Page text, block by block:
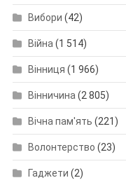
Вибори (42)
Війна (1 514)
Вінниця (1 966)
Вінничина (2 805)
Вічна пам'ять (221)
Волонтерство (23)
Гаджети (2)